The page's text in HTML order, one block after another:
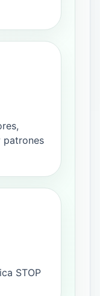
patrones
STOP